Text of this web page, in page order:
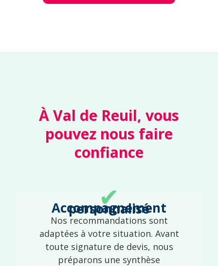
À Val de Reuil, vous
pouvez nous faire
confiance
✔
Accompagnement personnalisé
Nos recommandations sont
adaptées à votre situation. Avant
toute signature de devis, nous
préparons une synthèse